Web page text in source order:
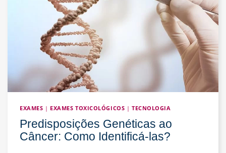
EXAMES | EXAMES TOXICOLÓGICOS | TECNOLOGIA
Predisposições Genéticas ao
Câncer: Como Identificá-las?